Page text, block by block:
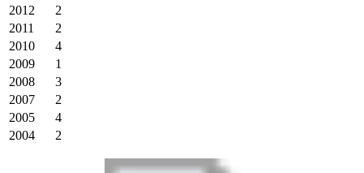
2012
2
2011
2
2010
4
2009
1
2008
3
2007
2
2005
4
2004
2